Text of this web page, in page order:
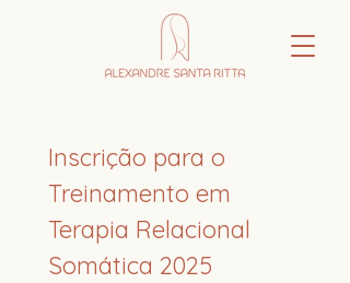
Inscrição para o
Treinamento em
Terapia Relacional
Somática 2025